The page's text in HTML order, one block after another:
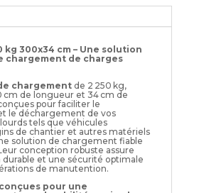
kg 300x34 cm – Une solution
chargement de charges
chargementde 2 250 kg,
cm de longueur et 34 cm de
pour faciliter le
le déchargement de vos
tels que véhicules
de chantier et autres matériels
solution de chargement fiable
conception robuste assure
et une sécurité optimale
de manutention.
pour une